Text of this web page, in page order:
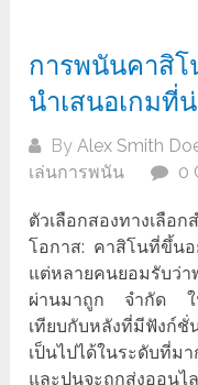
การพนันคาสิโ
นำเสนอเกมที่
By Alex Smith
เล่นการพนัน
0
ตัวเลือกสองทางเลือ
โอกาส: คาสิโนที่ขึ้น
แต่หลายคนยอมรับว่า
ผ่านมาถูก จำกัด ใน
เทียบกับหลังที่มีฟังก์
เป็นไปได้ในระดับที่
และปูนจะถูกส่งออนไ